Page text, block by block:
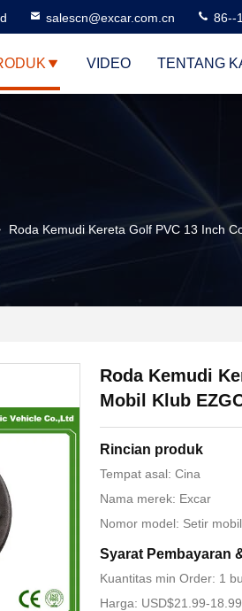
salescn@excar.com.cn 86--
VIDEO TENTANG
Roda Kemudi Kereta Golf PVC 13 Inch
Roda Kemudi
Mobil Klub
Rincian produk
Tempat asal: Cina
Nama merek: Excar
Nomor model: Setir mobil
Syarat Pembayaran
Kuantitas min Order: 1
Harga: USD$21.99-